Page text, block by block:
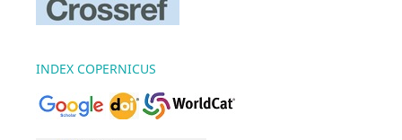
INDEX COPERNICUS